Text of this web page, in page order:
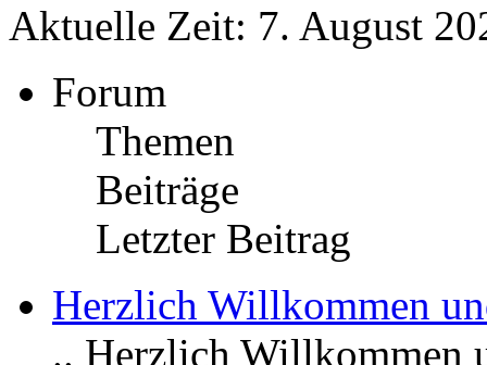
Aktuelle Zeit: 7. August
Forum
Themen
Beiträge
Letzter Beitrag
Herzlich Willkommen
.. Herzlich Willkommen